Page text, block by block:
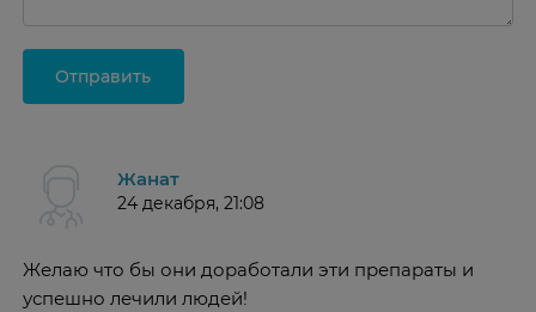
Отправить
Жанат
24 декабря, 21:08
Желаю что бы они доработали эти препараты и
успешно лечили людей!